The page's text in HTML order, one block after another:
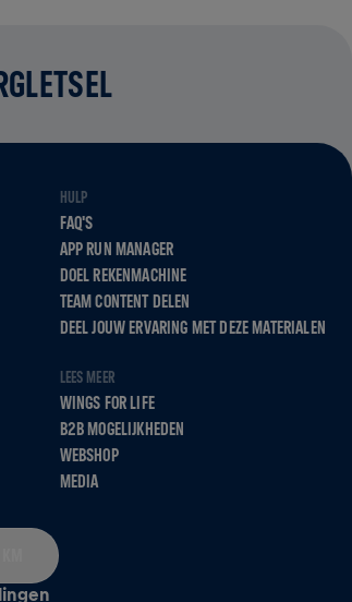
HULP
FAQ'S
APP RUN MANAGER
DOEL REKENMACHINE
TEAM CONTENT DELEN
DEEL JOUW ERVARING MET DEZE MATERIALEN
LEES MEER
WINGS FOR LIFE
B2B MOGELIJKHEDEN
WEBSHOP
MEDIA